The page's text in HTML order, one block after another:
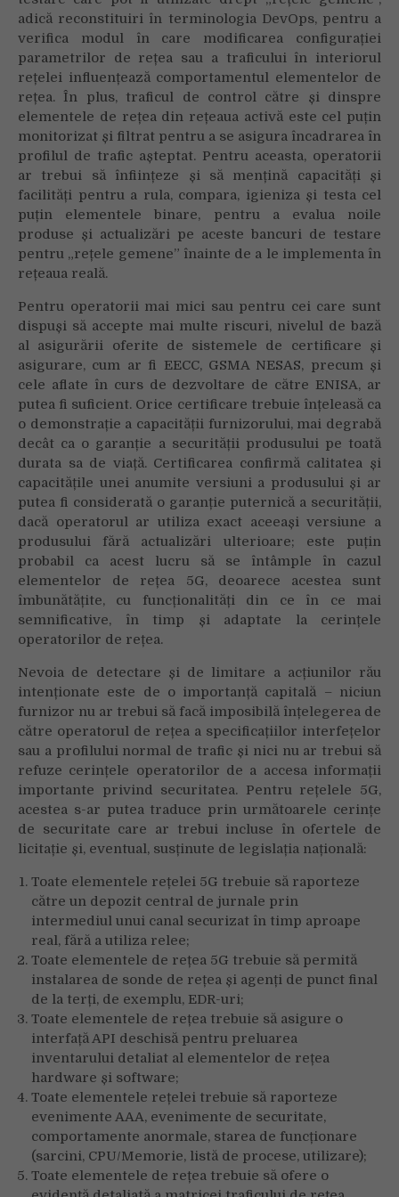
adică reconstituiri în terminologia DevOps, pentru a
verifica modul în care modificarea configurației
parametrilor de rețea sau a traficului în interiorul
rețelei influențează comportamentul elementelor de
rețea. În plus, traficul de control către și dinspre
elementele de rețea din rețeaua activă este cel puțin
monitorizat și filtrat pentru a se asigura încadrarea în
profilul de trafic așteptat. Pentru aceasta, operatorii
ar trebui să înființeze și să mențină capacități și
facilități pentru a rula, compara, igieniza și testa cel
puțin elementele binare, pentru a evalua noile
produse și actualizări pe aceste bancuri de testare
pentru „rețele gemene” înainte de a le implementa în
rețeaua reală.
Pentru operatorii mai mici sau pentru cei care sunt
dispuși să accepte mai multe riscuri, nivelul de bază
al asigurării oferite de sistemele de certificare și
asigurare, cum ar fi EECC, GSMA NESAS, precum și
cele aflate în curs de dezvoltare de către ENISA, ar
putea fi suficient. Orice certificare trebuie înțeleasă ca
o demonstrație a capacității furnizorului, mai degrabă
decât ca o garanție a securității produsului pe toată
durata sa de viață. Certificarea confirmă calitatea și
capacitățile unei anumite versiuni a produsului și ar
putea fi considerată o garanție puternică a securității,
dacă operatorul ar utiliza exact aceeași versiune a
produsului fără actualizări ulterioare; este puțin
probabil ca acest lucru să se întâmple în cazul
elementelor de rețea 5G, deoarece acestea sunt
îmbunătățite, cu funcționalități din ce în ce mai
semnificative, în timp și adaptate la cerințele
operatorilor de rețea.
Nevoia de detectare și de limitare a acțiunilor rău
intenționate este de o importanță capitală – niciun
furnizor nu ar trebui să facă imposibilă înțelegerea de
către operatorul de rețea a specificațiilor interfețelor
sau a profilului normal de trafic și nici nu ar trebui să
refuze cerințele operatorilor de a accesa informații
importante privind securitatea. Pentru rețelele 5G,
acestea s-ar putea traduce prin următoarele cerințe
de securitate care ar trebui incluse în ofertele de
licitație și, eventual, susținute de legislația națională:
Toate elementele rețelei 5G trebuie să raporteze
către un depozit central de jurnale prin
intermediul unui canal securizat în timp aproape
real, fără a utiliza relee;
Toate elementele de rețea 5G trebuie să permită
instalarea de sonde de rețea și agenți de punct final
de la terți, de exemplu, EDR-uri;
Toate elementele de rețea trebuie să asigure o
interfață API deschisă pentru preluarea
inventarului detaliat al elementelor de rețea
hardware și software;
Toate elementele rețelei trebuie să raporteze
evenimente AAA, evenimente de securitate,
comportamente anormale, starea de funcționare
(sarcini, CPU/Memorie, listă de procese, utilizare);
Toate elementele de rețea trebuie să ofere o